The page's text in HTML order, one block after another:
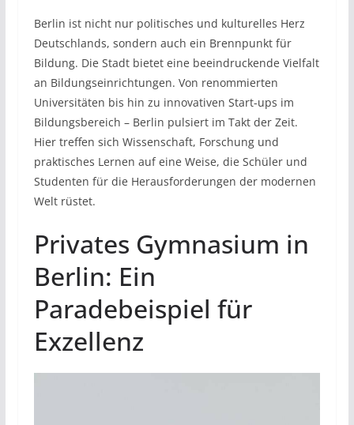
Berlin ist nicht nur politisches und kulturelles Herz
Deutschlands, sondern auch ein Brennpunkt für
Bildung. Die Stadt bietet eine beeindruckende Vielfalt
an Bildungseinrichtungen. Von renommierten
Universitäten bis hin zu innovativen Start-ups im
Bildungsbereich – Berlin pulsiert im Takt der Zeit.
Hier treffen sich Wissenschaft, Forschung und
praktisches Lernen auf eine Weise, die Schüler und
Studenten für die Herausforderungen der modernen
Welt rüstet.
Privates Gymnasium in
Berlin: Ein
Paradebeispiel für
Exzellenz